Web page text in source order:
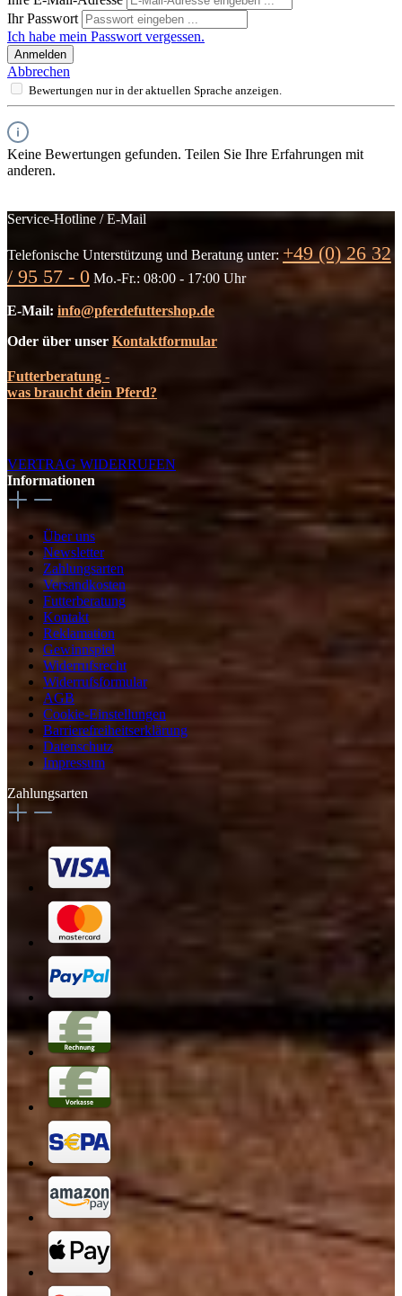
Ihr Passwort
Ich habe mein Passwort vergessen.
Anmelden
Abbrechen
Bewertungen nur in der aktuellen Sprache anzeigen.
Keine Bewertungen gefunden. Teilen Sie Ihre Erfahrungen mit
anderen.
Service-Hotline / E-Mail
Telefonische Unterstützung und Beratung unter: +49 (0) 26 32
/ 95 57 - 0 Mo.-Fr.: 08:00 - 17:00 Uhr
E-Mail: info@pferdefuttershop.de
Oder über unser Kontaktformular
Futterberatung -
was braucht dein Pferd?
VERTRAG WIDERRUFEN
Informationen
Über uns
Newsletter
Zahlungsarten
Versandkosten
Futterberatung
Kontakt
Reklamation
Gewinnspiel
Widerrufsrecht
Widerrufsformular
AGB
Cookie-Einstellungen
Barrierefreiheitserklärung
Datenschutz
Impressum
Zahlungsarten